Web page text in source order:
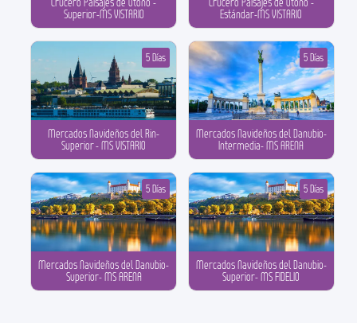
Superior-MS VISTARIO
Estándar-MS VISTARIO
Mercados Navideños del Rin-
Superior - MS VISTARIO
5 Días
Mercados Navideños del Danubio-
Intermedia- MS ARENA
5 Días
Mercados Navideños del Danubio-
Superior- MS ARENA
5 Días
Mercados Navideños del Danubio-
Superior- MS FIDELIO
5 Días